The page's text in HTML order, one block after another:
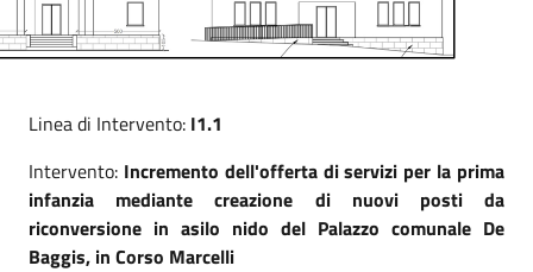
Linea di Intervento: I1.1
Intervento: Incremento dell'offerta di servizi per la prima
infanzia mediante creazione di nuovi posti da
riconversione in asilo nido del Palazzo comunale De
Baggis, in Corso Marcelli